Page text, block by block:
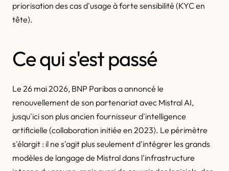
priorisation des cas d'usage à forte sensibilité (KYC en
tête).
Ce qui s'est passé
Le 26 mai 2026, BNP Paribas a annoncé le
renouvellement de son partenariat avec Mistral AI,
jusqu'ici son plus ancien fournisseur d'intelligence
artificielle (collaboration initiée en 2023). Le périmètre
s'élargit : il ne s'agit plus seulement d'intégrer les grands
modèles de langage de Mistral dans l'infrastructure